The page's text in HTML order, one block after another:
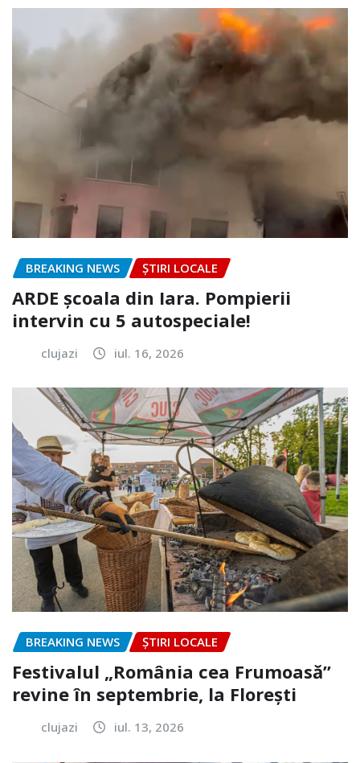
BREAKING NEWS ȘTIRI LOCALE
ARDE școala din Iara. Pompierii
intervin cu 5 autospeciale!
clujazi iul. 16, 2026
BREAKING NEWS ȘTIRI LOCALE
Festivalul „România cea Frumoasă”
revine în septembrie, la Florești
clujazi iul. 13, 2026